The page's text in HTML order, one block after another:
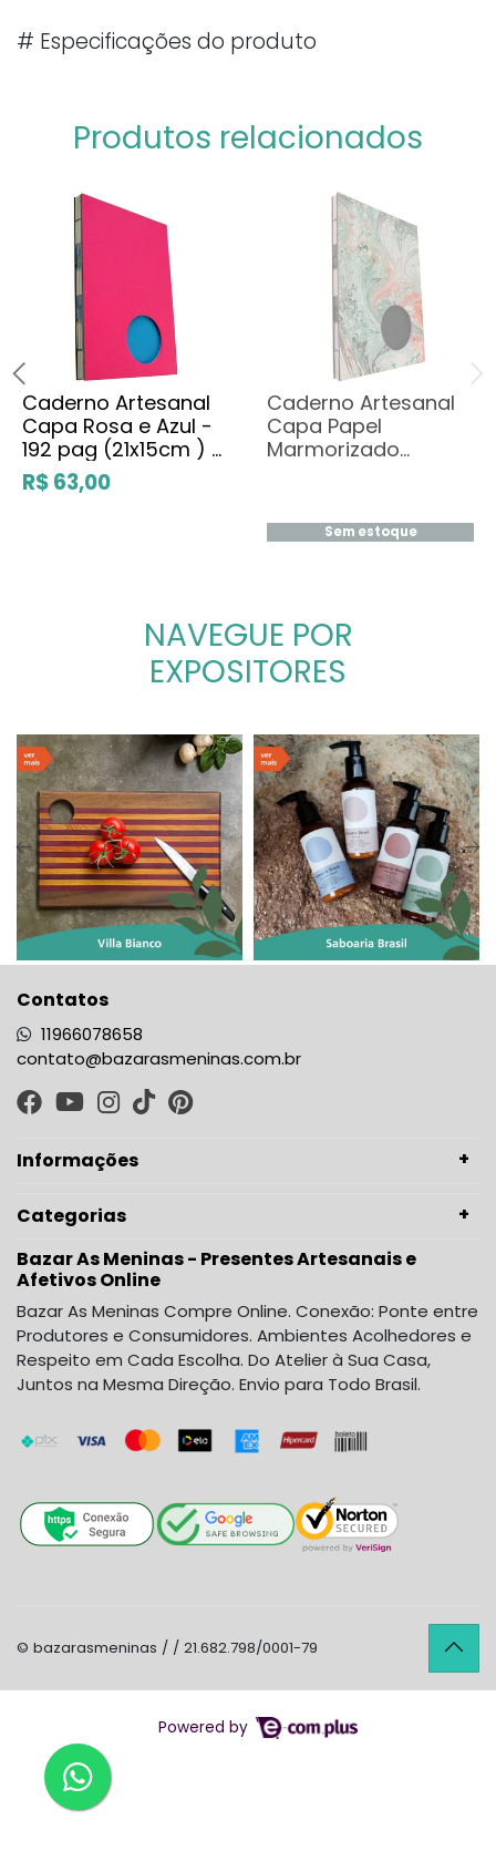
# Especificações do produto
Produtos relacionados
Caderno Artesanal
Capa Rosa e Azul -
192 pag (21x15cm ) -
Lucia Loeb
R$ 63,00
Caderno Artesanal
Capa Papel
Marmorizado
Loeb
Sem estoque
NAVEGUE POR
EXPOSITORES
Contatos
11966078658
contato@bazarasmeninas.com.br
Informações
Categorias
Bazar As Meninas - Presentes Artesanais e
Afetivos Online
Bazar As Meninas Compre Online. Conexão: Ponte entre
Produtores e Consumidores. Ambientes Acolhedores e
Respeito em Cada Escolha. Do Atelier à Sua Casa,
Juntos na Mesma Direção. Envio para Todo Brasil.
© bazarasmeninas / / 21.682.798/0001-79
Powered by